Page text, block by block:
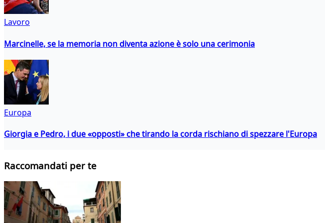
Lavoro
Marcinelle, se la memoria non diventa azione è solo una cerimonia
Europa
Giorgia e Pedro, i due «opposti» che tirando la corda rischiano di spezzare l'Europa
Raccomandati per te